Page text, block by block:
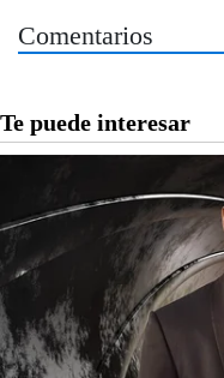
Comentarios